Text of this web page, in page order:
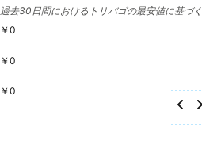
過去30日間におけるトリバゴの最安値に基づ
￥0
￥0
￥0